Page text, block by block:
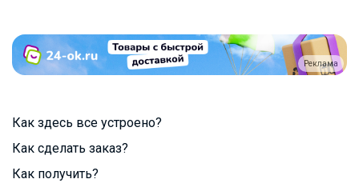
Реклама
Как здесь все устроено?
Как сделать заказ?
Как получить?